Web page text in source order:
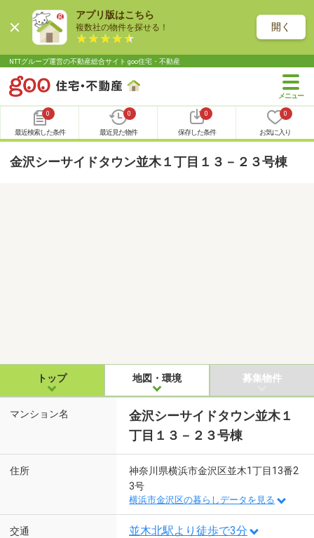
アプリ版はこちら
複数社の物件を探せる！ 開く
NTTグループ運営の不動産総合サイト goo住宅・不動産
0
最近検索した条件
0
最近見た物件
0
保存した条件
0
お気に入り
金沢シーサイドタウン並木１丁目１３－２３号棟
トップ 地図・環境 募集物件
マンション名
金沢シーサイドタウン並木１
丁目１３－２３号棟
住所
神奈川県横浜市金沢区並木1丁目13番2
3号
横浜市金沢区の暮らしデータを見る
交通 並木北駅より徒歩で3分